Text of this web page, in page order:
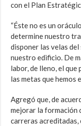
con el Plan
“Éste no es un
determine nuestro
disponer las velas
nuestro edificio. De
labor, de lleno, el
las metas que hemos
Agregó que, de
mejorar la formación
carreras acreditadas,